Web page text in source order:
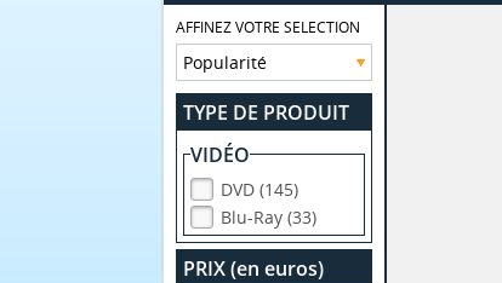
AFFINEZ VOTRE SELECTION
TYPE DE PRODUIT
VIDÉO
DVD (145)
Blu-Ray (33)
PRIX (en euros)